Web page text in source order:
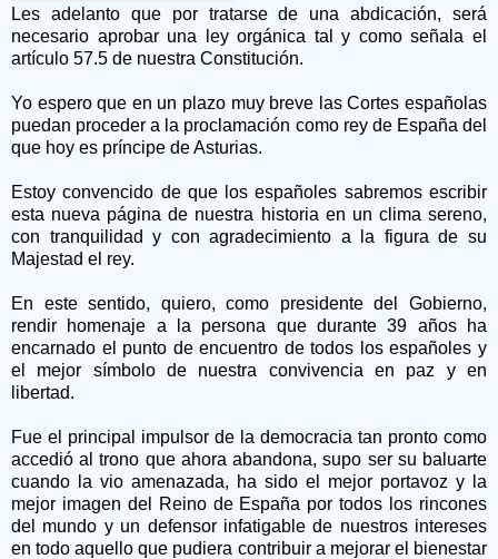
Les adelanto que por tratarse de una abdicación, será
necesario aprobar una ley orgánica tal y como señala el
artículo 57.5 de nuestra Constitución.
Yo espero que en un plazo muy breve las Cortes españolas
puedan proceder a la proclamación como rey de España del
que hoy es príncipe de Asturias.
Estoy convencido de que los españoles sabremos escribir
esta nueva página de nuestra historia en un clima sereno,
con tranquilidad y con agradecimiento a la figura de su
Majestad el rey.
En este sentido, quiero, como presidente del Gobierno,
rendir homenaje a la persona que durante 39 años ha
encarnado el punto de encuentro de todos los españoles y
el mejor símbolo de nuestra convivencia en paz y en
libertad.
Fue el principal impulsor de la democracia tan pronto como
accedió al trono que ahora abandona, supo ser su baluarte
cuando la vio amenazada, ha sido el mejor portavoz y la
mejor imagen del Reino de España por todos los rincones
del mundo y un defensor infatigable de nuestros intereses
en todo aquello que pudiera contribuir a mejorar el bienestar